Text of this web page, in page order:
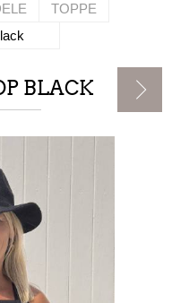
TOPPE
BLACK